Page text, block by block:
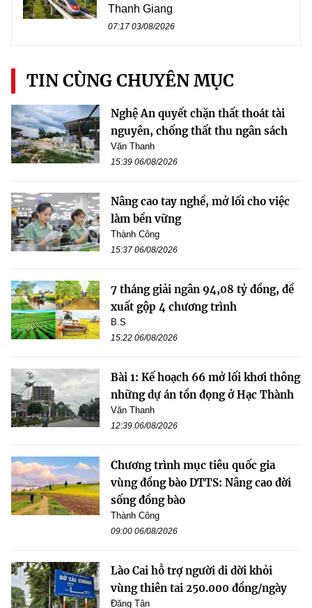
Thanh Giang
07:17 03/08/2026
TIN CÙNG CHUYÊN MỤC
Nghệ An quyết chặn thất thoát tài
nguyên, chống thất thu ngân sách
Văn Thanh
15:39 06/08/2026
Nâng cao tay nghề, mở lối cho việc
làm bền vững
Thành Công
15:37 06/08/2026
7 tháng giải ngân 94,08 tỷ đồng, đề
xuất gộp 4 chương trình
B.S
15:22 06/08/2026
Bài 1: Kế hoạch 66 mở lối khơi thông
những dự án tồn đọng ở Hạc Thành
Văn Thanh
12:39 06/08/2026
Chương trình mục tiêu quốc gia
vùng đồng bào DTTS: Nâng cao đời
sống đồng bào
Thành Công
09:00 06/08/2026
Lào Cai hỗ trợ người di dời khỏi
vùng thiên tai 250.000 đồng/ngày
Đăng Tân